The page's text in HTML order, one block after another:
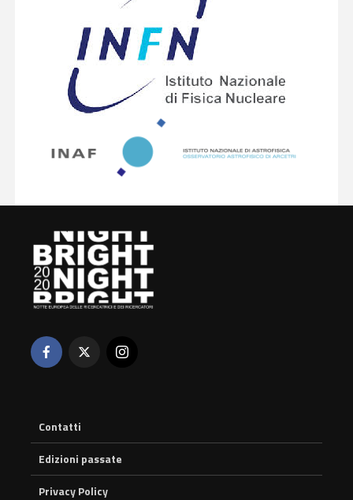
Contatti
Edizioni passate
Privacy Policy